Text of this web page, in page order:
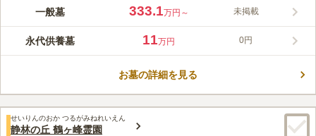
1396年室町時代の応永年間、長年の修行を積んだ日豪上人が日
が、明谷山妙栄寺の起源です。 2025年3月には永代供養墓4種類
が新たに誕生しました。この4種は過去の宗旨宗派を問わず、ど
れる墓地の中でゆっくりと眠ることができます。 生前のお申込
この霊園はまだ誰からも評価されていません。
一般墓 333.1万円～ 未掲載
永代供養墓 11万円 0円
お墓の詳細を見る
せいりんのおか つるがみねれいえん
静林の丘 鶴ヶ峰霊園